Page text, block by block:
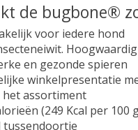
de bugbone®
voor iedere hond
en gezonde spieren
winkelpresentatie
assortiment
(249 Kcal per 100